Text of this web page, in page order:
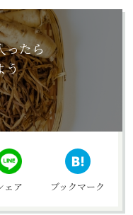
ったら
う
ェア ブックマーク